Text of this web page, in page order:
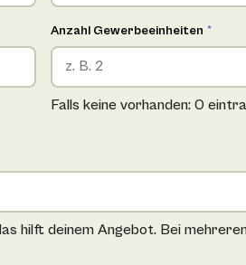
Anzahl Gewerbeeinheiten *
Falls keine vorhanden: 0
hilft deinem Angebot. Bei